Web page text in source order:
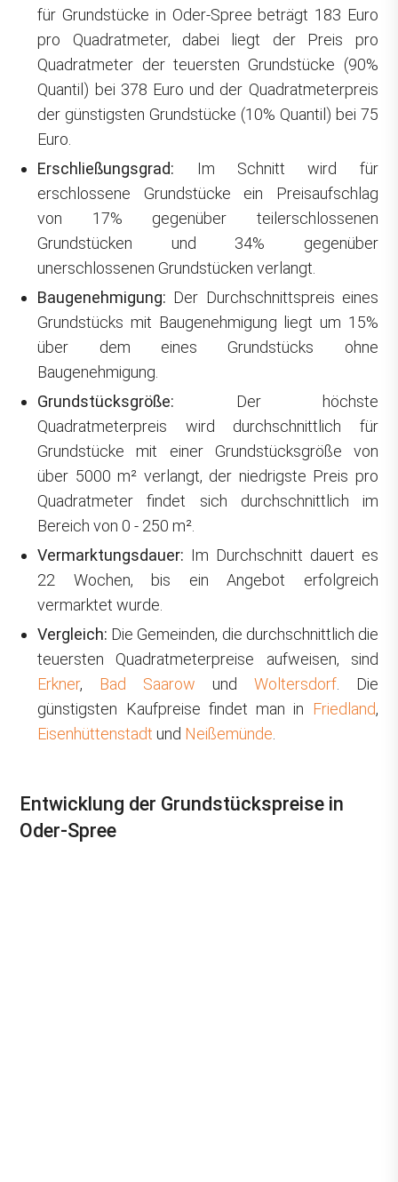
für Grundstücke in Oder-Spree beträgt 183 Euro
pro Quadratmeter, dabei liegt der Preis pro
Quadratmeter der teuersten Grundstücke (90%
Quantil) bei 378 Euro und der Quadratmeterpreis
der günstigsten Grundstücke (10% Quantil) bei 75
Euro.
Erschließungsgrad: Im Schnitt wird für
erschlossene Grundstücke ein Preisaufschlag
von 17% gegenüber teilerschlossenen
Grundstücken und 34% gegenüber
unerschlossenen Grundstücken verlangt.
Baugenehmigung: Der Durchschnittspreis eines
Grundstücks mit Baugenehmigung liegt um 15%
über dem eines Grundstücks ohne
Baugenehmigung.
Grundstücksgröße: Der höchste
Quadratmeterpreis wird durchschnittlich für
Grundstücke mit einer Grundstücksgröße von
über 5000 m² verlangt, der niedrigste Preis pro
Quadratmeter findet sich durchschnittlich im
Bereich von 0 - 250 m².
Vermarktungsdauer: Im Durchschnitt dauert es
22 Wochen, bis ein Angebot erfolgreich
vermarktet wurde.
Vergleich: Die Gemeinden, die durchschnittlich die
teuersten Quadratmeterpreise aufweisen, sind
Erkner, Bad Saarow und Woltersdorf. Die
günstigsten Kaufpreise findet man in
Friedland,
Eisenhüttenstadt und Neißemünde
Entwicklung der Grundstückspreise in
Oder-Spree